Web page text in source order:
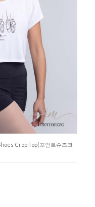
Crop Top(포인트슈즈크